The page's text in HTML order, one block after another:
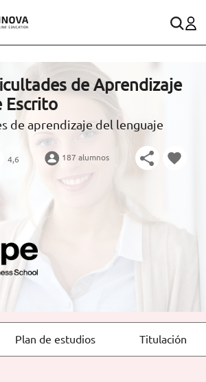
(gratuito en España)
de Aprendizaje
Escrito
de aprendizaje del lenguaje
4,6 187 alumnos
Plan de estudios Titulación